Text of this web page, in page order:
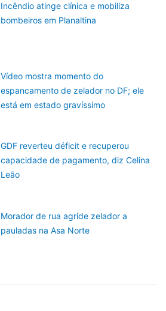
Incêndio atinge clínica e mobiliza
bombeiros em Planaltina
Vídeo mostra momento do
espancamento de zelador no DF; ele
está em estado gravíssimo
GDF reverteu déficit e recuperou
capacidade de pagamento, diz Celina
Leão
Morador de rua agride zelador a
pauladas na Asa Norte